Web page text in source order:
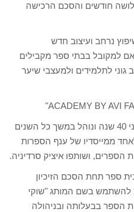
חודשים והסכם הרכישה
נרחב ועיצוב חדש
למקובל בבתי ספר מקבילים
גוני לתלמידים ולמעצבי שיער
בית הספר לעיצוב שיער הוקם לפני 40 שנה ונוהל במשך כל השנים
ממייסדיו של ענף הספרות
הספרים, ושותפו איציק סרדיניה.
בית ספר תחת הסכם הזיכיון
להשתמש בשם המותג "שוקי
הספר בבעלותה ובניהולה